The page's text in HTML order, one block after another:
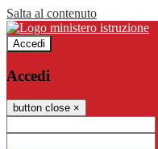
Salta al contenuto
Accedi
Accedi
button close ×